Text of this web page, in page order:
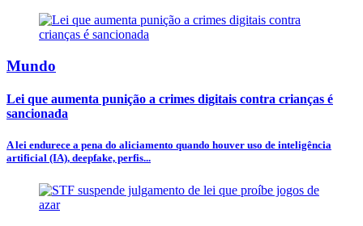
Mundo
Lei que aumenta punição a crimes digitais contra crianças é
sancionada
A lei endurece a pena do aliciamento quando houver uso de inteligência
artificial (IA), deepfake, perfis...